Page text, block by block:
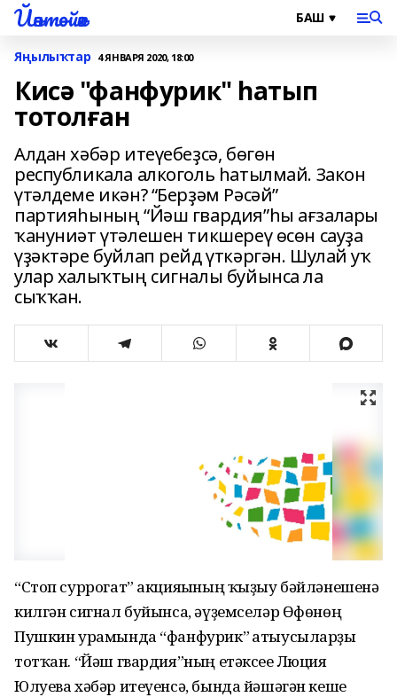
Йәнтөйәк
Яңылыҡтар 4 ЯНВАРЯ 2020, 18:00
Кисә "фанфурик" һатып
тотолған
Алдан хәбәр итеүебеҙсә, бөгөн
республикала алкоголь һатылмай. Закон
үтәлдеме икән? “Берҙәм Рәсәй”
партияһының “Йәш гвардия”һы ағзалары
ҡануниәт үтәлешен тикшереү өсөн сауҙа
үҙәктәре буйлап рейд үткәргән. Шулай уҡ
улар халыҡтың сигналы буйынса ла
сыҡҡан.
“Стоп суррогат” акцияһының ҡыҙыу бәйләнешенә
килгән сигнал буйынса, әүҙемселәр Өфөнөң
Пушкин урамында “фанфурик” һатыусыларҙы
тотҡан. “Йәш гвардия”ның етәксеһе Люция
Юлуева хәбәр итеүенсә, бында йәшәгән кеше